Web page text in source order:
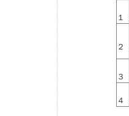
１
２
３
４